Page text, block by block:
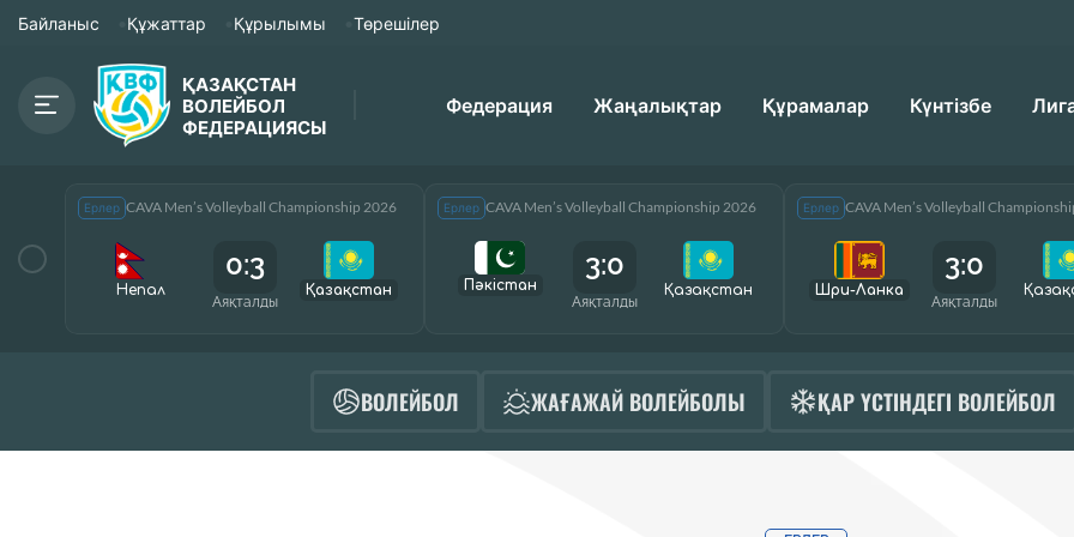
Байланыс Құжаттар Құрылымы Төрешілер
ҚАЗАҚСТАН
ВОЛЕЙБОЛ
ФЕДЕРАЦИЯСЫ
Федерация Жаңалықтар Құрамалар Күнтізбе
Ерлер CAVA Men’s Volleyball Championship 2026
Непал
0:3
Аяқталды
Қазақcтан
Ерлер CAVA Men’s Volleyball Championship 2026
Пәкістан
3:0
Аяқталды
Қазақcтан
Ерлер CAVA Men’s Volleyball
Шри-Ланка
3:0
Аяқталды
ВОЛЕЙБОЛ ЖАҒАЖАЙ ВОЛЕЙБОЛЫ ҚАР ҮСТІНДЕГІ ВОЛЕЙБОЛ